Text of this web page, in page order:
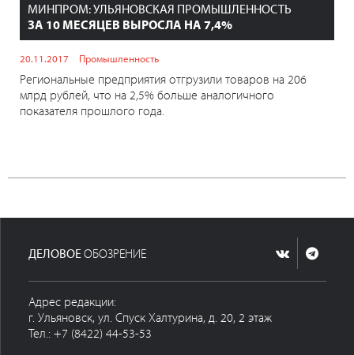
МИНПРОМ: УЛЬЯНОВСКАЯ ПРОМЫШЛЕННОСТЬ
ЗА 10 МЕСЯЦЕВ ВЫРОСЛА НА 7,4%
20.11.2017 Промышленность
Региональные предприятия отгрузили товаров на 206
млрд рублей, что на 2,5% больше аналогичного
показателя прошлого года.
ДЕЛОВОЕОБОЗРЕНИЕ
Адрес редакции:
г. Ульяновск, ул. Спуск Халтурина, д. 20, 2 этаж
Тел.: +7 (8422) 44-53-53